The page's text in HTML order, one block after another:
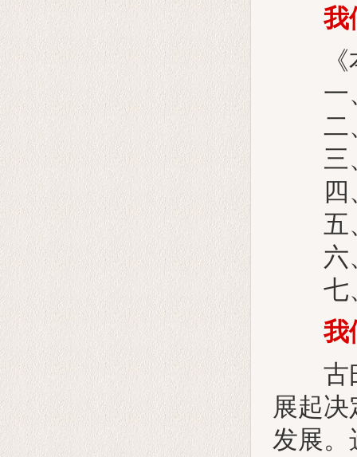
我
《本
一、
二、
三、
四、
五、
六、
七、
我
古曰
展起
发展。